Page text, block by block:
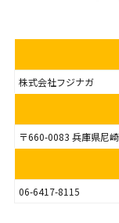
株式会社フジナガ
〒660-0083 兵庫県尼
06-6417-8115